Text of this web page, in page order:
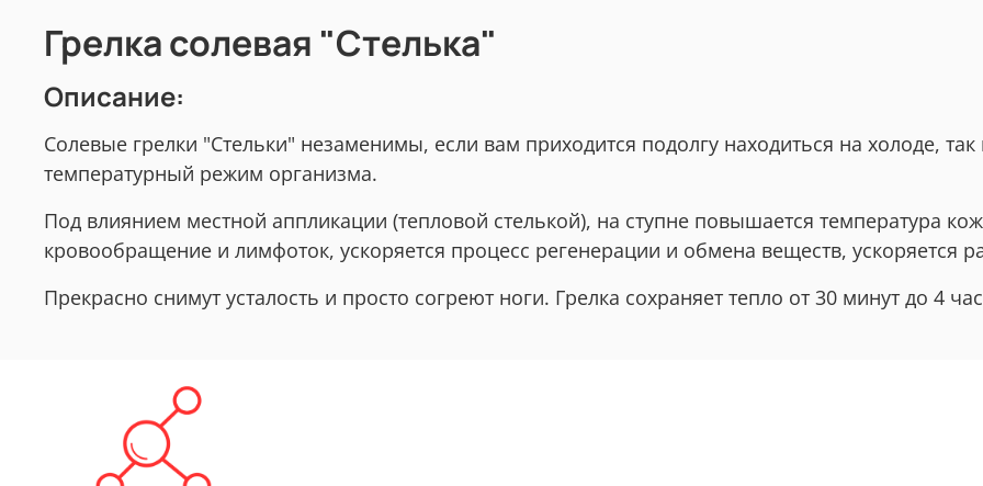
Грелка солевая "Стелька"
Описание:
Солевые грелки "Стельки" незаменимы, если вам приходится подолгу находиться на холоде,
температурный режим организма.
Под влиянием местной аппликации (тепловой стелькой), на ступне повышается температура
кровообращение и лимфоток, ускоряется процесс регенерации и обмена веществ, ускоряется
Прекрасно снимут усталость и просто согреют ноги. Грелка сохраняет тепло от 30 минут до 4